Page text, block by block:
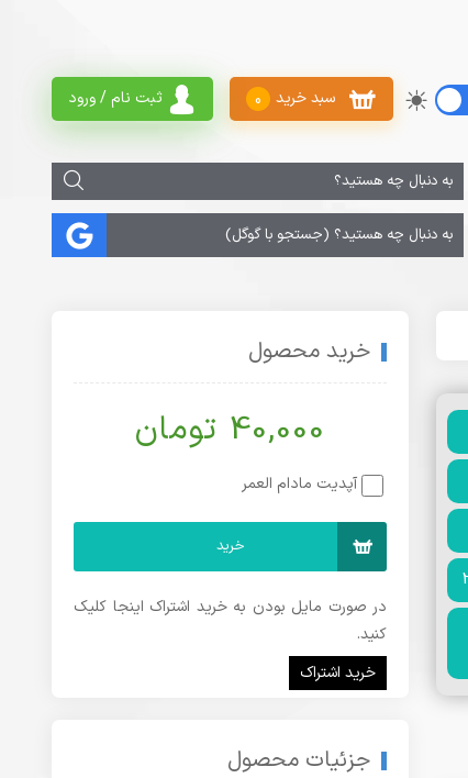
ثبت نام / ورود سبد خرید 0
خرید محصول
40,000 تومان
آپدیت مادام العمر
خرید
در صورت مایل بودن به خرید اشتراک اینجا کلیک
کنید.
خرید اشتراک
جزئیات محصول